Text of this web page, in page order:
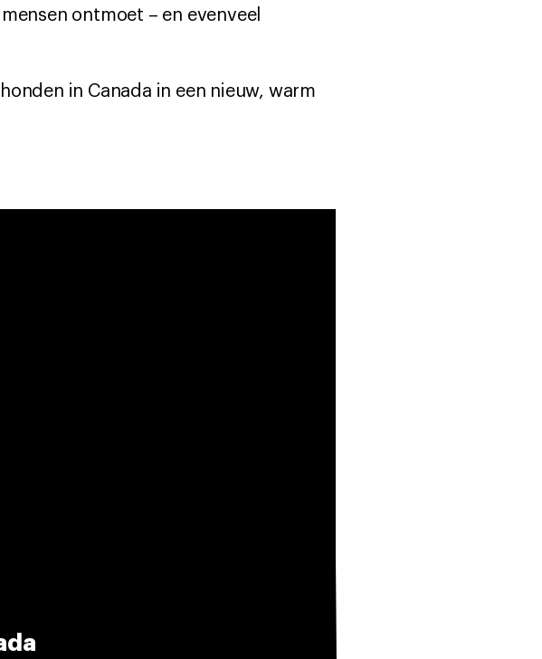
ontmoet – en evenveel
in Canada in een nieuw, warm